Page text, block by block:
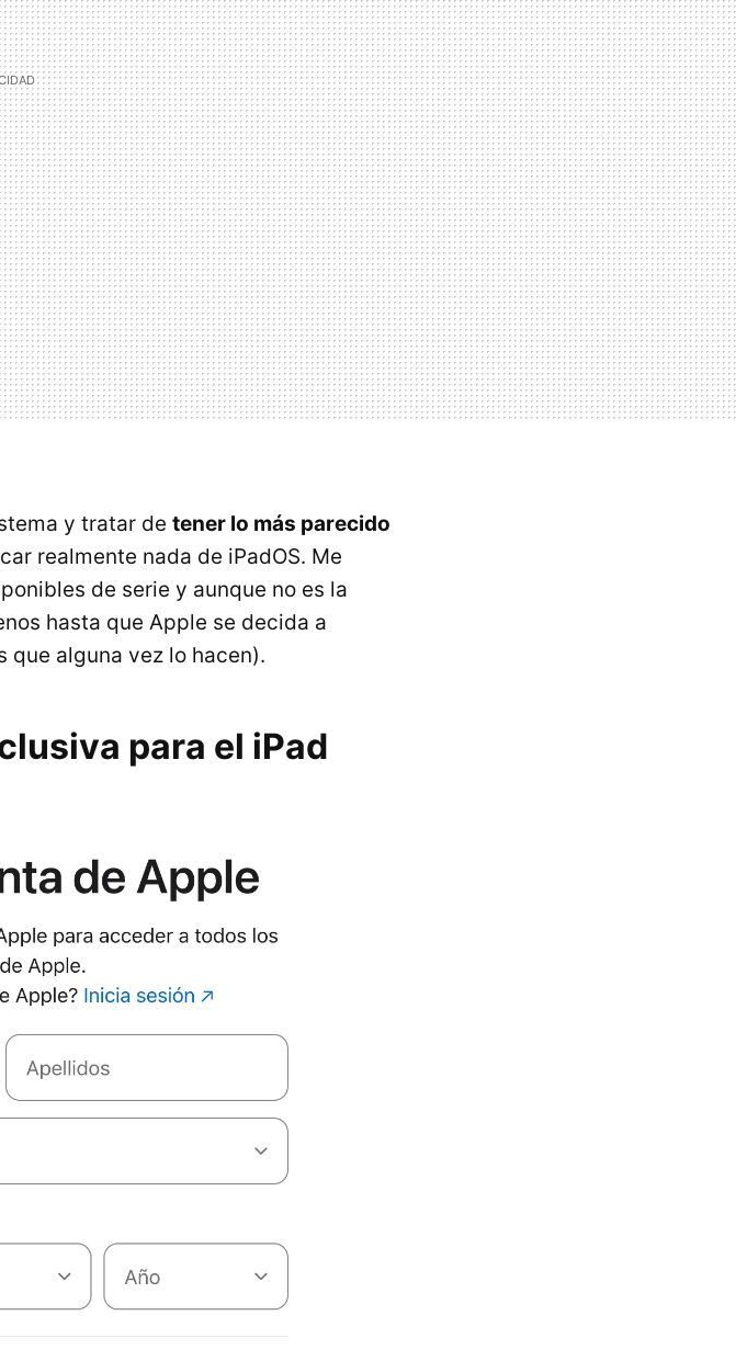
y tratar de tener lo más parecido
realmente nada de iPadOS. Me
de serie y aunque no es la
hasta que Apple se decida a
que alguna vez lo hacen).
para el iPad